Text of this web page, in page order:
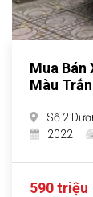
Mua Bán
Màu
Số 2
2022
590 triệu